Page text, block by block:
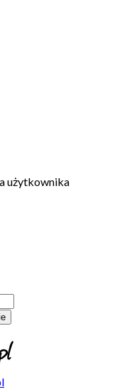
użytkownika